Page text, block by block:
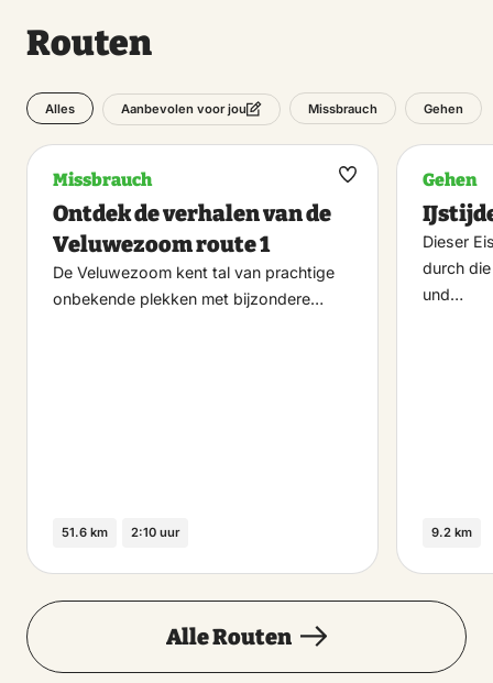
Routen
Alles Aanbevolen voor jou Missbrauch Gehen
Missbrauch
Ontdek de verhalen van de
Veluwezoom route 1
De Veluwezoom kent tal van prachtige
onbekende plekken met bijzondere…
51.6 km 2:10 uur
Maak
Gehen
Dieser
durch
und…
9.2 km
Alle Routen